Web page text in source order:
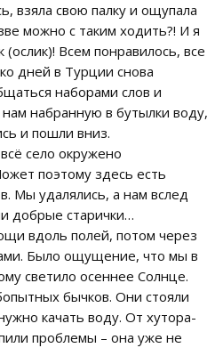
взяла свою палку и ощупала
можно с таким ходить?! И я
Всем понравилось, все
дней в Турции снова
наборами слов и
набранную в бутылки воду,
и пошли вниз.
село окружено
поэтому здесь есть
Мы удалялись, а нам вслед
добрые старички…
вдоль полей, потом через
Было ощущение, что мы в
светило осеннее Солнце.
бычков. Они стояли
качать воду. От хутора-
проблемы – она уже не